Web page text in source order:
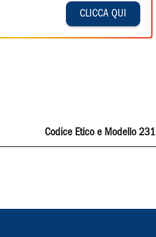
CLICCA QUI
Codice Etico e Modello 231